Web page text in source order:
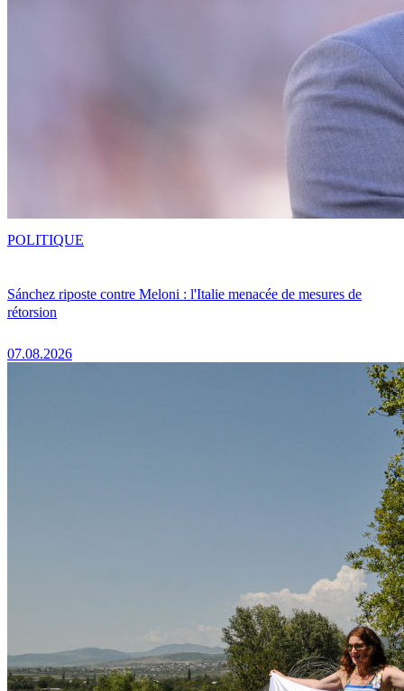
Sánchez riposte contre Meloni : l'Italie menacée de mesures de
rétorsion
07.08.2026
POLITIQUE